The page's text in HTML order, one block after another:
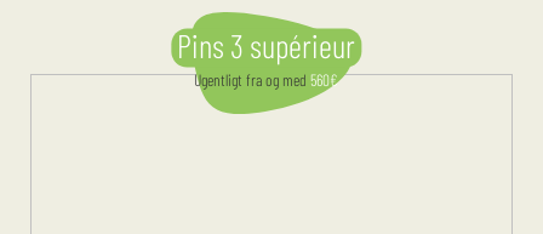
Pins 3 supérieur
Ugentligtfra og med560€